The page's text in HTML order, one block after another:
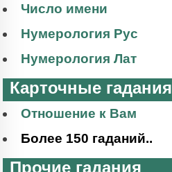
Число имени
Нумерология Рус
Нумерология Лат
Карточные гадания
Отношение к Вам
Более 150 гаданий..
Прочие гадания